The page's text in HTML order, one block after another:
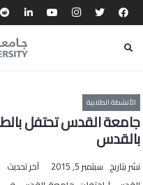
الأنشطة الطلابية
جامعة القدس تحتفل
بالقدس
نشر بتاريخ سبتمبر 5, 2015 آخر تحديث